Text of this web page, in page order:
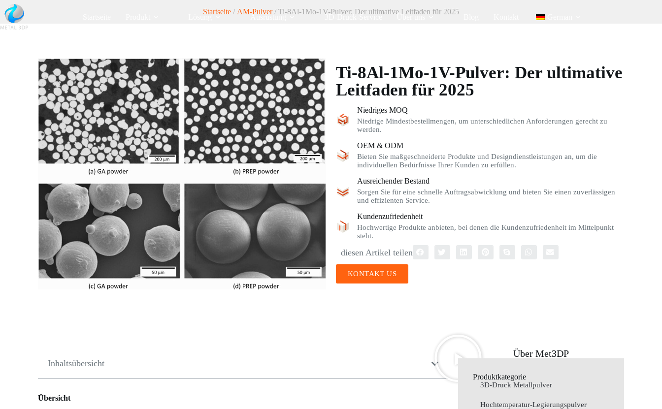
Lösung Ausrüstung 3D-Druck-Service Über uns
Startseite / AM-Pulver/ Ti-8Al-1Mo-1V-Pulver: Der ultimative Leitfaden für 2025
Ti-8Al-1Mo-1V-Pulver: Der ultimative
Leitfaden für 2025
Niedriges MOQ
Niedrige Mindestbestellmengen, um unterschiedlichen Anforderungen gerecht zu
werden.
OEM & ODM
Bieten Sie maßgeschneiderte Produkte und Designdienstleistungen an, um die
individuellen Bedürfnisse Ihrer Kunden zu erfüllen.
Ausreichender Bestand
Sorgen Sie für eine schnelle Auftragsabwicklung und bieten Sie einen zuverlässigen
und effizienten Service.
Kundenzufriedenheit
Hochwertige Produkte anbieten, bei denen die Kundenzufriedenheit im Mittelpunkt
steht.
diesen Artikel teilen
KONTAKT US
Inhaltsübersicht
Übersicht
Über Met3DP
Produktkategorie
3D-Druck Metallpulver
Hochtemperatur-Legierungspulver